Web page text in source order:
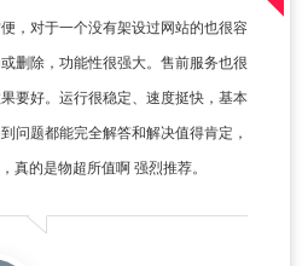
，对于一个没有架设过网站的也很容
删除，功能性很强大。售前服务也很
要好。运行很稳定、速度挺快，基本
问题都能完全解答和解决值得肯定，
真的是物超所值啊 强烈推荐。